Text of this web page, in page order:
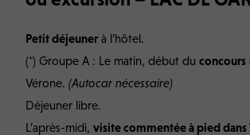
Petit déjeuner à l’hôtel.
(*) Groupe A : Le matin, début duconcours
Vérone. (Autocar nécessaire)
Déjeuner libre.
L’après-midi,visite commentée à pied dans